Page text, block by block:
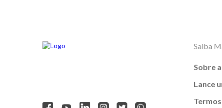
Saiba
Sobre
Lance